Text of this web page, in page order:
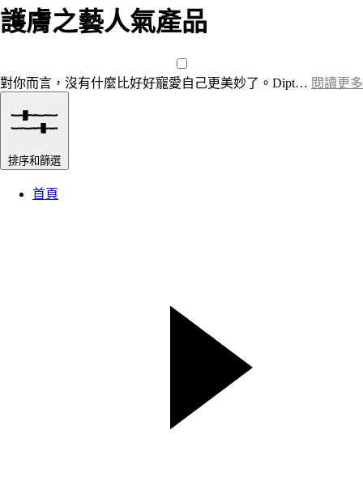
護膚之藝人氣產品
對你而言，沒有什麼比好好寵愛自己更美妙了。Dipt… 閱讀更多
排序和篩選
首頁